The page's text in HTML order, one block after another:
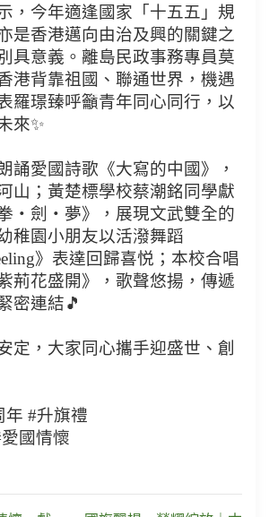
，今年適逢國家「十五五」規
是香港邁向由治及興的關鍵之
具意義。離島民政事務專員莫
港背靠祖國、聯通世界，機遇
羅璟臻呼籲青年同心同行，以
來✨
誦愛國詩歌《大寫的中國》，
山；黃楚標學校蔡潮銘同學獻
拳‧劍‧夢》，展現文武雙全的
稚園小朋友以活潑舞蹈
》表達回歸喜悦；本校合唱
荊花盛開》，歌聲悠揚，傳遞
密連結🎵
定，大家同心攜手迎盛世、創
年 #升旗禮
國情懷